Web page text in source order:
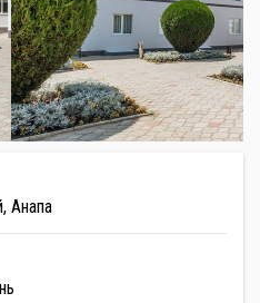
Анапа